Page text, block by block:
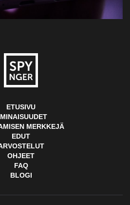
ETUSIVU
MERKKEJÄ
EDUT
OHJEET
FAQ
BLOGI